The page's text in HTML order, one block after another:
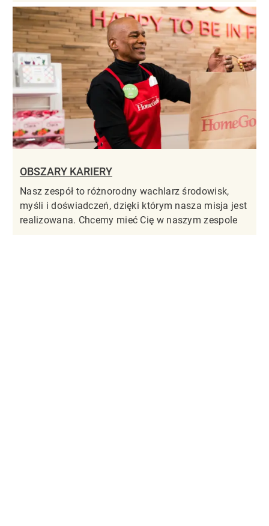
OBSZARY KARIERY
Nasz zespół to różnorodny wachlarz środowisk,
myśli i doświadczeń, dzięki którym nasza misja jest
realizowana. Chcemy mieć Cię w naszym zespole